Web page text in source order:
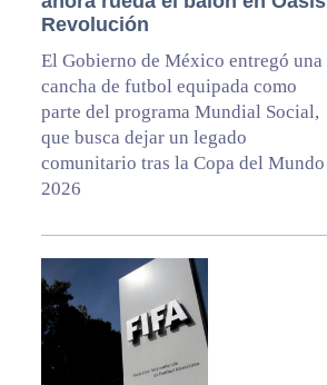
Revolución
El Gobierno de México entregó una
cancha de futbol equipada como
parte del programa Mundial Social,
que busca dejar un legado
comunitario tras la Copa del Mundo
2026